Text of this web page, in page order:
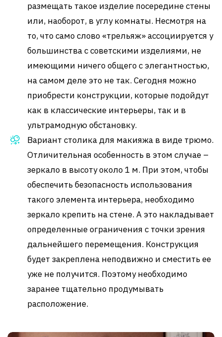
размещать такое изделие посередине стены
или, наоборот, в углу комнаты. Несмотря на
то, что само слово «трельяж» ассоциируется у
большинства с советскими изделиями, не
имеющими ничего общего с элегантностью,
на самом деле это не так. Сегодня можно
приобрести конструкции, которые подойдут
как в классические интерьеры, так и в
ультрамодную обстановку.
Вариант столика для макияжа в виде трюмо.
Отличительная особенность в этом случае –
зеркало в высоту около 1 м. При этом, чтобы
обеспечить безопасность использования
такого элемента интерьера, необходимо
зеркало крепить на стене. А это накладывает
определенные ограничения с точки зрения
дальнейшего перемещения. Конструкция
будет закреплена неподвижно и сместить ее
уже не получится. Поэтому необходимо
заранее тщательно продумывать
расположение.